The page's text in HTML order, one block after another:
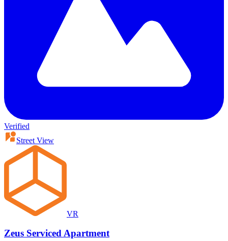
Verified
Street View
VR
Zeus Serviced Apartment